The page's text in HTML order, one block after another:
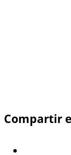
Compartir